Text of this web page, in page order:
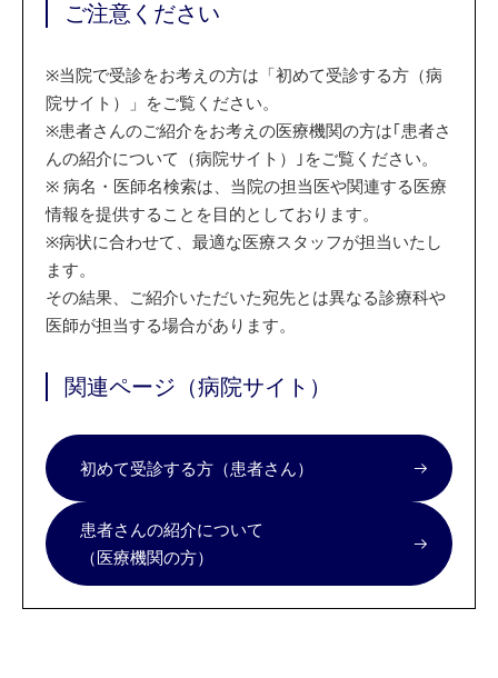
ご注意ください
※当院で受診をお考えの方は「初めて受診する方（病
院サイト）」をご覧ください。
※患者さんのご紹介をお考えの医療機関の方は｢患者さ
んの紹介について（病院サイト）｣をご覧ください。
※ 病名・医師名検索は、当院の担当医や関連する医療
情報を提供することを目的としております。
※病状に合わせて、最適な医療スタッフが担当いたし
ます。
その結果、ご紹介いただいた宛先とは異なる診療科や
医師が担当する場合があります。
関連ページ（病院サイト）
初めて受診する方（患者さん）
患者さんの紹介について
（医療機関の方）